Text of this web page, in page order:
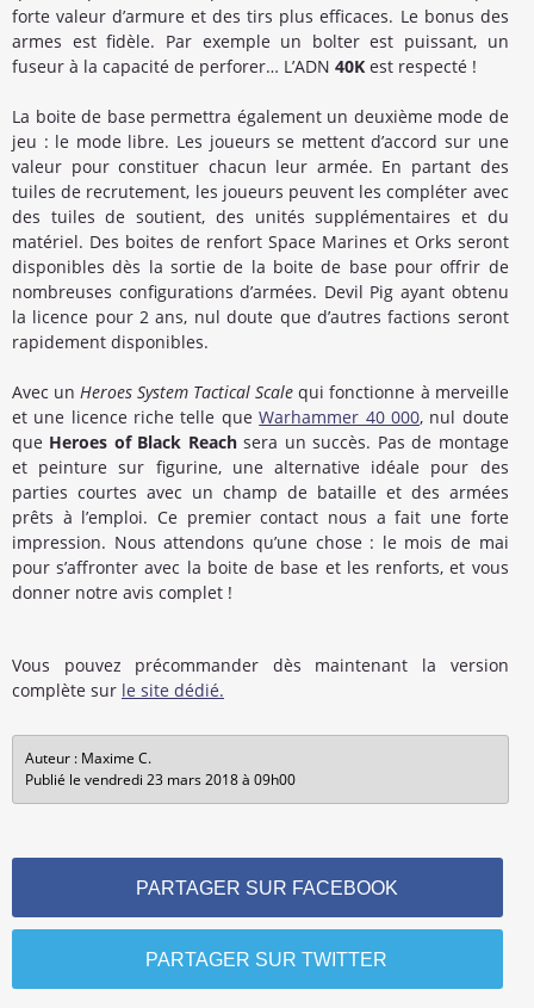
forte valeur d’armure et des tirs plus efficaces. Le bonus des
armes est fidèle. Par exemple un bolter est puissant, un
fuseur à la capacité de perforer… L’ADN 40K est respecté !
La boite de base permettra également un deuxième mode de
jeu : le mode libre. Les joueurs se mettent d’accord sur une
valeur pour constituer chacun leur armée. En partant des
tuiles de recrutement, les joueurs peuvent les compléter avec
des tuiles de soutient, des unités supplémentaires et du
matériel. Des boites de renfort Space Marines et Orks seront
disponibles dès la sortie de la boite de base pour offrir de
nombreuses configurations d’armées. Devil Pig ayant obtenu
la licence pour 2 ans, nul doute que d’autres factions seront
rapidement disponibles.
Avec unHeroes System Tactical Scale qui fonctionne à merveille
et une licence riche telle queWarhammer 40 000, nul doute
que Heroes of Black Reachsera un succès. Pas de montage
et peinture sur figurine, une alternative idéale pour des
parties courtes avec un champ de bataille et des armées
prêts à l’emploi. Ce premier contact nous a fait une forte
impression. Nous attendons qu’une chose : le mois de mai
pour s’affronter avec la boite de base et les renforts, et vous
donner notre avis complet !
Vous pouvez précommander dès maintenant la version
complète sur le site dédié.
Auteur : Maxime C.
Publié le vendredi 23 mars 2018 à 09h00
PARTAGER SUR FACEBOOK
PARTAGER SUR TWITTER